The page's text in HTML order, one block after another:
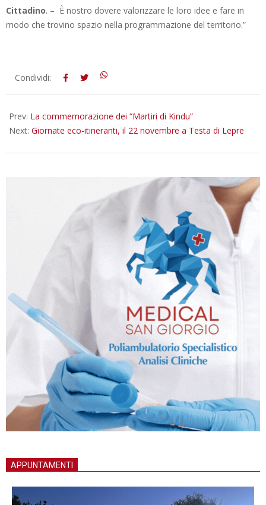
Cittadino. – È nostro dovere valorizzare le loro idee e fare in
modo che trovino spazio nella programmazione del territorio.”
2025-
Condividi:
Prev: La commemorazione dei “Martiri di Kindu”
Next: Giornate eco-itineranti, il 22 novembre a Testa di Lepre
APPUNTAMENTI